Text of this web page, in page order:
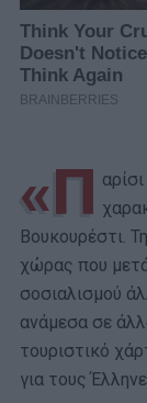
«Π
Βουκουρέστι.
χώρας που
σοσιαλισμού
ανάμεσα σε
τουριστικό
για τους